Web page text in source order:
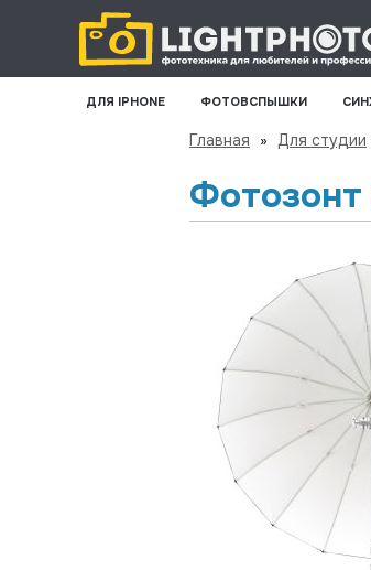
ДЛЯ IPHONE ФОТОВСПЫШКИ
Главная » Для студии
Фотозонт